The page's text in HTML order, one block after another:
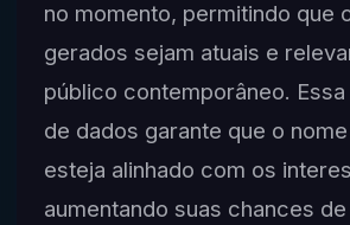
no momento, permitindo que
gerados sejam atuais e
público contemporâneo.
de dados garante que o
esteja alinhado com os
aumentando suas chances